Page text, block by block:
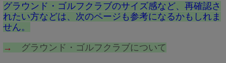
グラウンド・ゴルフクラブのサイズ感など、再確認さ
れたい方などは、次のページも参考になるかもしれま
せん。
→ グラウンド・ゴルフクラブについて